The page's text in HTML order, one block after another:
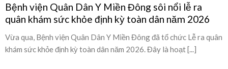
Bệnh viện Quân Dân Y Miền Đông sôi nổi lễ ra
quân khám sức khỏe định kỳ toàn dân năm 2026
Vừa qua, Bệnh viện Quân Dân Y Miền Đông đã tổ chức Lễ ra quân
khám sức khỏe định kỳ toàn dân năm 2026. Đây là hoạt [...]